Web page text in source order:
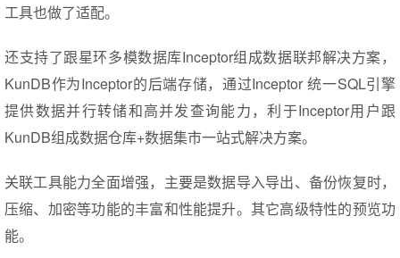
工具也做了适配。
还支持了跟星环多模数据库Inceptor组成数据联邦解决方案，
KunDB作为Inceptor的后端存储，通过Inceptor 统一SQL引擎
提供数据并行转储和高并发查询能力，利于Inceptor用户跟
KunDB组成数据仓库+数据集市一站式解决方案。
关联工具能力全面增强，主要是数据导入导出、备份恢复时，
压缩、加密等功能的丰富和性能提升。其它高级特性的预览功
能。